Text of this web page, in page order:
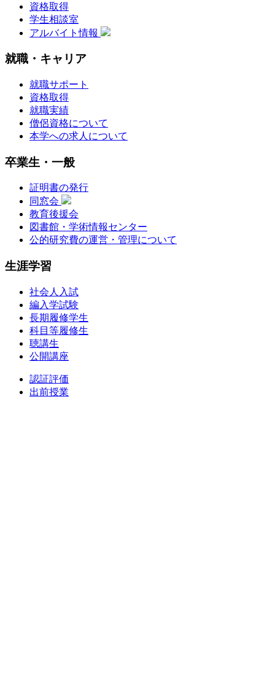
資格取得
学生相談室
アルバイト情報
就職・キャリア
就職サポート
資格取得
就職実績
僧侶資格について
本学への求人について
卒業生・一般
証明書の発行
同窓会
教育後援会
図書館・学術情報センター
公的研究費の運営・管理について
生涯学習
社会人入試
編入学試験
長期履修学生
科目等履修生
聴講生
公開講座
認証評価
出前授業